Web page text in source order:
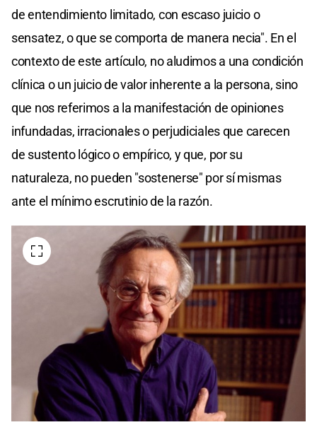
de entendimiento limitado, con escaso juicio o
sensatez, o que se comporta de manera necia". En el
contexto de este artículo, no aludimos a una condición
clínica o un juicio de valor inherente a la persona, sino
que nos referimos a la manifestación de opiniones
infundadas, irracionales o perjudiciales que carecen
de sustento lógico o empírico, y que, por su
naturaleza, no pueden "sostenerse" por sí mismas
ante el mínimo escrutinio de la razón.